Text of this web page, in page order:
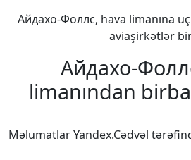
Айдахо-Фоллс, hava limanına
aviaşirkətlər
Айдахо-
limanından
Məlumatlar Yandex.Cədvəl